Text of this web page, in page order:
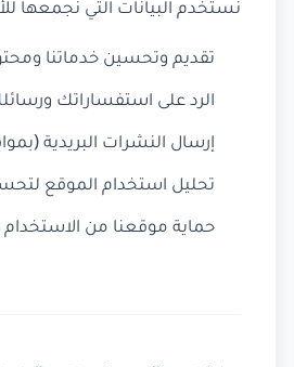
نستخدم البيانات التي نجمعها
تقديم وتحسين خدماتنا
الرد على استفساراتك
إرسال النشرات البريدية
تحليل استخدام الموقع
حماية موقعنا من